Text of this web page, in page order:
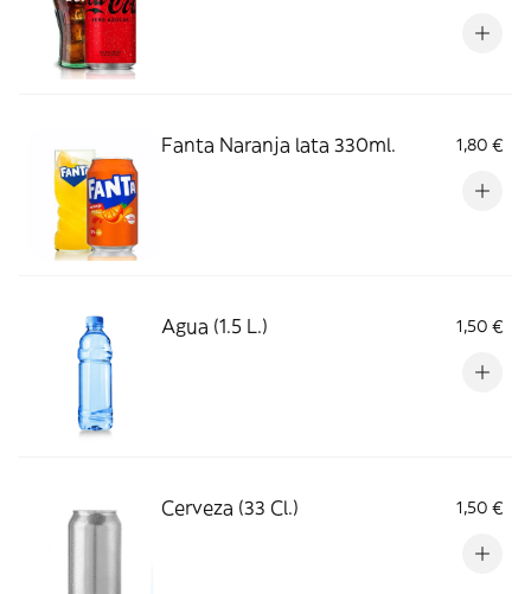
Fanta Naranja lata 330ml. 1,80 €
Agua (1.5 L.) 1,50 €
Cerveza (33 Cl.) 1,50 €